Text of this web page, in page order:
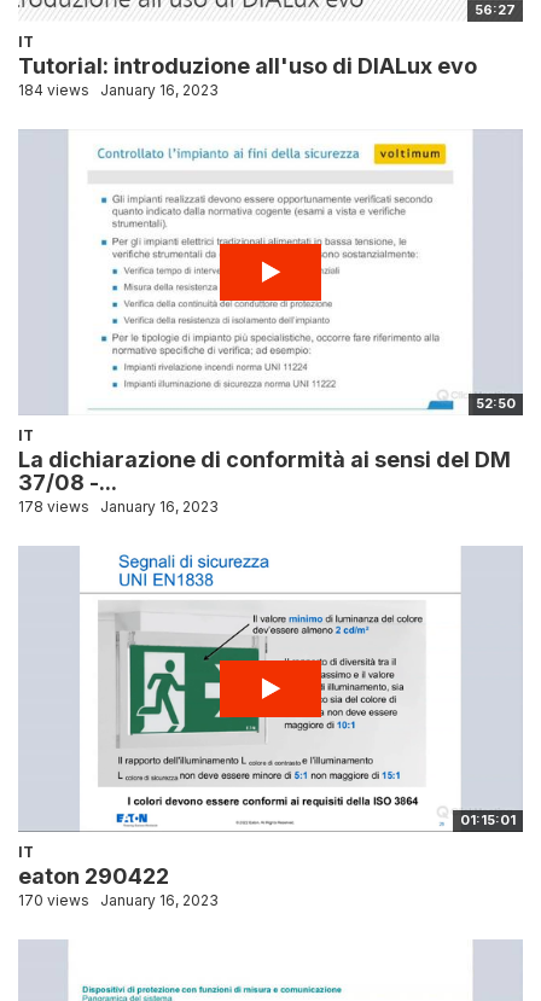
56:27
IT
Tutorial: introduzione all'uso di DIALux evo
184 views January 16, 2023
52:50
IT
La dichiarazione di conformità ai sensi del DM
37/08 -...
178 views January 16, 2023
01:15:01
IT
eaton 290422
170 views January 16, 2023